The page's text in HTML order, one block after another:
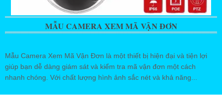
MẪU CAMERA XEM MÃ VẬN ĐƠN
Mẫu Camera Xem Mã Vận Đơn là một thiết bị hiện đại và tiện lợi
giúp bạn dễ dàng giám sát và kiểm tra mã vận đơn một cách
nhanh chóng. Với chất lượng hình ảnh sắc nét và khả năng...